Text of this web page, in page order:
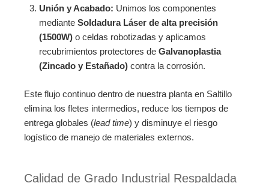
Unión y Acabado: Unimos los componentes
mediante Soldadura Láser de alta precisión
(1500W) o celdas robotizadas y aplicamos
recubrimientos protectores de Galvanoplastia
(Zincado y Estañado) contra la corrosión.
Este flujo continuo dentro de nuestra planta en Saltillo
elimina los fletes intermedios, reduce los tiempos de
entrega globales (lead time) y disminuye el riesgo
logístico de manejo de materiales externos.
Calidad de Grado Industrial Respaldada